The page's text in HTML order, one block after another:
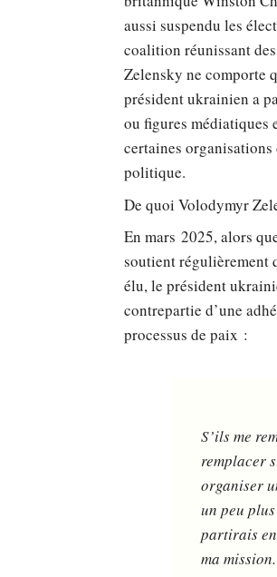
aussi suspendu les
coalition réunissant
Zelensky ne comporte
président ukrainien a
ou figures médiatiques
certaines
politique.
De quoi Volodymyr
En mars 2025, alors
soutient régulièrement
élu, le président
contrepartie d’une
processus de paix :
S’ils me
remplacer
organiser
un peu
partirais
ma mission.